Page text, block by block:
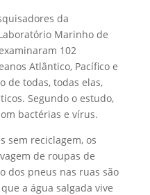
da
Marinho de
102
Atlântico, Pacífico e
de todas, todas elas,
Segundo o estudo,
bactérias e vírus.
sem reciclagem, os
de roupas de
dos pneus nas ruas são
a água salgada vive